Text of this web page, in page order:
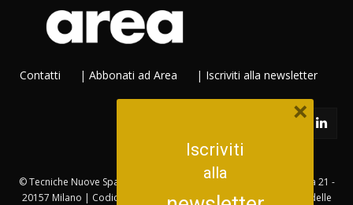
Contatti | Abbonati ad Area | Iscriviti alla newsletter
© Tecniche Nuove Spa. Tutti i diritti riservati. Sede legale Via Eritrea 21 -
20157 Milano | Codice fiscale, Partita IVA e Iscrizione al Registro delle
Iscriviti
alla
×